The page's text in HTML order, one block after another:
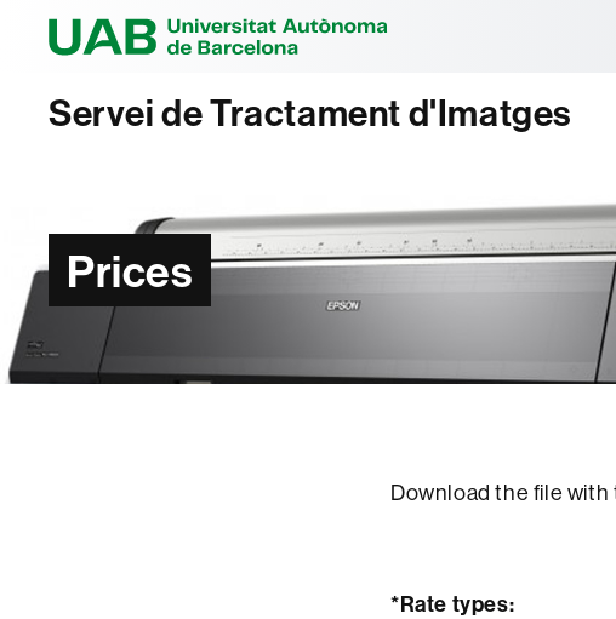
Servei de Tractament d'Imatges
Prices
Download the file
*Rate types: